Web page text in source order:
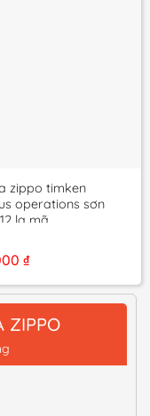
zippo timken
operations sơn
la mã
₫
ZIPPO